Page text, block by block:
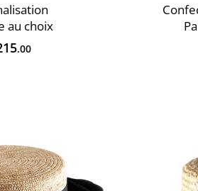
au choix
.00